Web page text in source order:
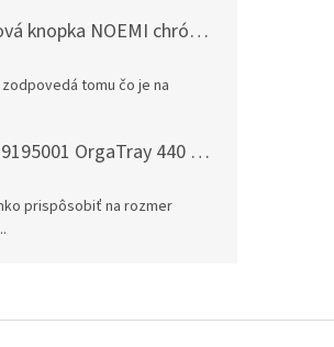
Nábytková knopka NOEMI chróm satén
produktu je 5 z 5 hviezdičiek.
tomu čo je na
Hettich 9195001 OrgaTray 440 701-800/441-520 mm antracit
produktu je 5 z 5 hviezdičiek.
prispôsobiť na rozmer